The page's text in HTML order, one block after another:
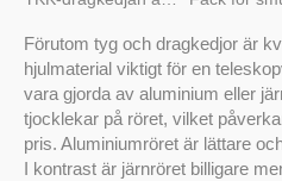
Förutom tyg och dragkedjor är
hjulmaterial viktigt för en
vara gjorda av aluminium eller
tjocklekar på röret, vilket
pris. Aluminiumröret är lättare
I kontrast är järnröret billigare